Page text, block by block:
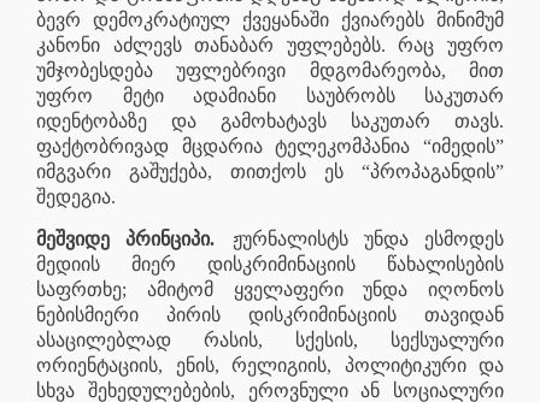
ბევრ დემოკრატიულ ქვეყანაში ქვიარებს მინიმუმ
კანონი აძლევს თანაბარ უფლებებს. რაც უფრო
უმჯობესდება უფლებრივი მდგომარეობა, მით
უფრო მეტი ადამიანი საუბრობს საკუთარ
იდენტობაზე და გამოხატავს საკუთარ თავს.
ფაქტობრივად მცდარია ტელეკომპანია “იმედის”
იმგვარი გაშუქება, თითქოს ეს “პროპაგანდის”
შედეგია.
მეშვიდე პრინციპი.
ჟურნალისტს უნდა ესმოდეს
მედიის მიერ დისკრიმინაციის წახალისების
საფრთხე; ამიტომ ყველაფერი უნდა იღონოს
ნებისმიერი პირის დისკრიმინაციის თავიდან
ასაცილებლად რასის, სქესის, სექსუალური
ორიენტაციის, ენის, რელიგიის, პოლიტიკური და
სხვა შეხედულებების, ეროვნული ან სოციალური